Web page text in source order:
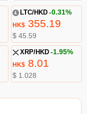
LTC/HKD -0.31%
HK$355.19
$ 45.59
XRP/HKD -1.95%
HK$8.01
$ 1.028